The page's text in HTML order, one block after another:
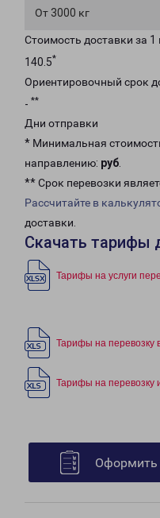
От 3000 кг
Стоимость доставки за
140.5*
Ориентировочный срок
- **
Дни отправки
* Минимальная
направлению: руб.
** Срок перевозки
Рассчитайте в
доставки.
Скачать тарифы
Тарифы на услуги
Тарифы на перевозку
Тарифы на перевозку
Оформить